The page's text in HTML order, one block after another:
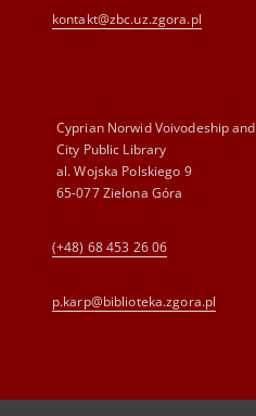
kontakt@zbc.uz.zgora.pl
Cyprian Norwid Voivodeship and
City Public Library
al. Wojska Polskiego 9
65-077 Zielona Góra
(+48) 68 453 26 06
p.karp@biblioteka.zgora.pl